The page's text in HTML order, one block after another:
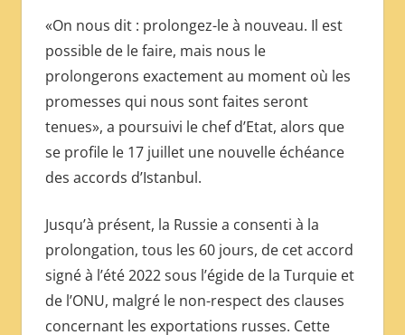
«On nous dit : prolongez-le à nouveau. Il est
possible de le faire, mais nous le
prolongerons exactement au moment où les
promesses qui nous sont faites seront
tenues», a poursuivi le chef d’Etat, alors que
se profile le 17 juillet une nouvelle échéance
des accords d’Istanbul.
Jusqu’à présent, la Russie a consenti à la
prolongation, tous les 60 jours, de cet accord
signé à l’été 2022 sous l’égide de la Turquie et
de l’ONU, malgré le non-respect des clauses
concernant les exportations russes. Cette